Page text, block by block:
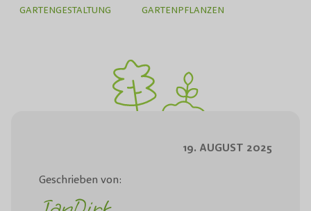
19. AUGUST 2025
Geschrieben von:
GARTENGESTALTUNG GARTENPFLANZEN